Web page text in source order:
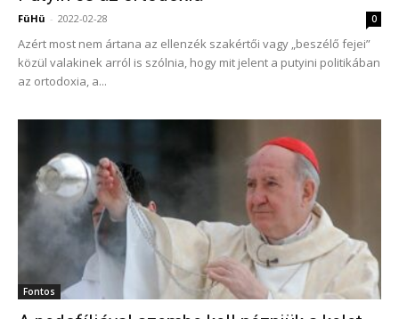
FüHü - 2022-02-28 0
Azért most nem ártana az ellenzék szakértői vagy „beszélő fejei”
közül valakinek arról is szólnia, hogy mit jelent a putyini politikában
az ortodoxia, a...
Fontos